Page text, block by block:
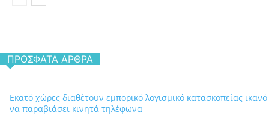
ΠΡΌΣΦΑΤΑ ΆΡΘΡΑ
Εκατό χώρες διαθέτουν εμπορικό λογισμικό κατασκοπείας ικανό
να παραβιάσει κινητά τηλέφωνα